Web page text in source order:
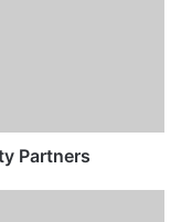
Partners